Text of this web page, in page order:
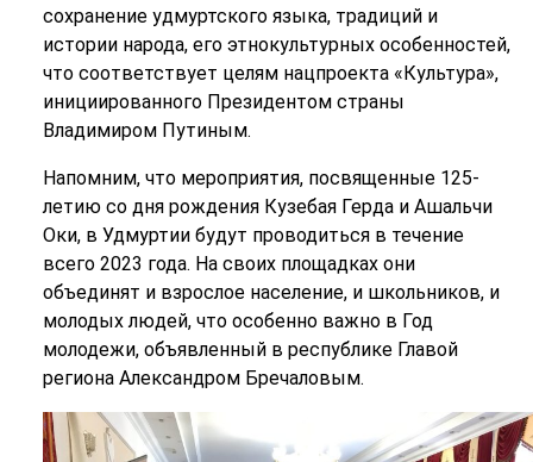
сохранение удмуртского языка, традиций и
истории народа, его этнокультурных особенностей,
что соответствует целям нацпроекта «Культура»,
инициированного Президентом страны
Владимиром Путиным.
Напомним, что мероприятия, посвященные 125-
летию со дня рождения Кузебая Герда и Ашальчи
Оки, в Удмуртии будут проводиться в течение
всего 2023 года. На своих площадках они
объединят и взрослое население, и школьников, и
молодых людей, что особенно важно в Год
молодежи, объявленный в республике Главой
региона Александром Бречаловым.